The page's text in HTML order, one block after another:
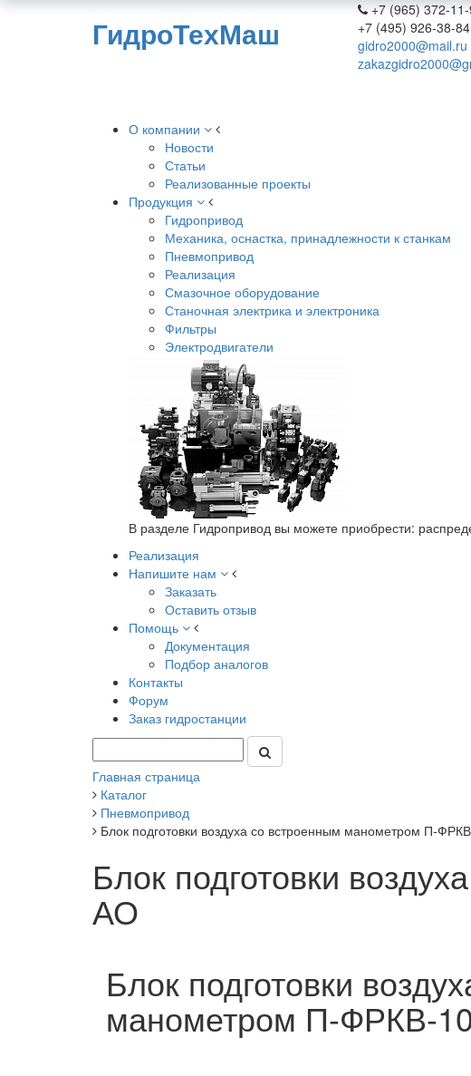
ГидроТехМаш
+7 (965) 372-11-
+7 (495) 926-38-
gidro2000@mail.ru
О компании
Новости
Статьи
Реализованные проекты
Продукция
Гидропривод
Механика, оснастка, принадлежности к станкам
Пневмопривод
Реализация
Смазочное оборудование
Станочная электрика и электроника
Фильтры
Электродвигатели
В разделе Гидропривод вы можете приобрести:
Реализация
Напишите нам
Заказать
Оставить отзыв
Помощь
Документация
Подбор аналогов
Контакты
Форум
Заказ гидростанции
Главная страница
Каталог
Пневмопривод
Блок подготовки воздуха со встроенным манометром П-
Блок подготовки
АО
Блок подготовки
манометром П-ФРКВ-